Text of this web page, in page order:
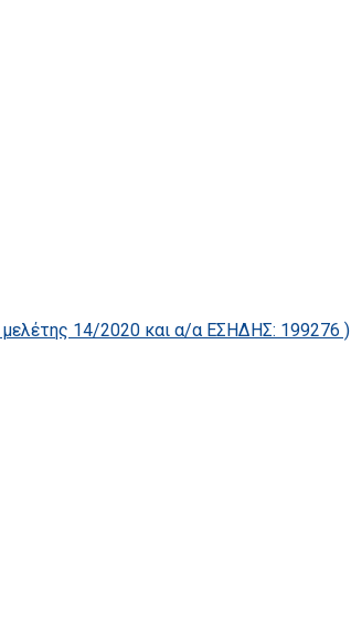
14/2020 και α/α ΕΣΗΔΗΣ: 199276 )